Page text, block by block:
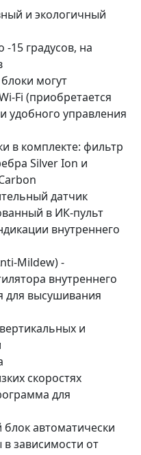
и экологичный
15 градусов, на
могут
Fi (приобретается
удобного управления
в комплекте: фильтр
Silver Ion и
датчик
в ИК-пульт
внутреннего
Mildew) -
внутреннего
для высушивания
и
скоростях
для
автоматически
зависимости от